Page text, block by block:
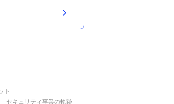
ト
セキュリティ事業の軌跡